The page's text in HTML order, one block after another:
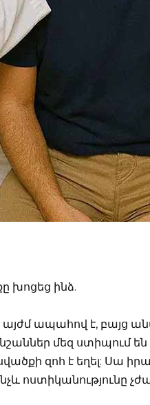
խոցեց ինձ.
ապահով է, բայց
մեզ ստիպում
զոհ է եղել: Սա
ոստիկանությունը